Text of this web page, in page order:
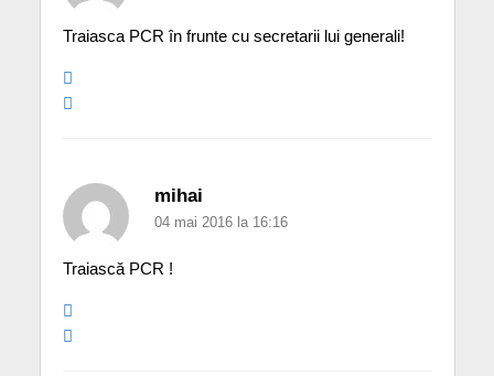
Traiasca PCR în frunte cu secretarii lui generali!
mihai
04 mai 2016 la 16:16
Traiască PCR !